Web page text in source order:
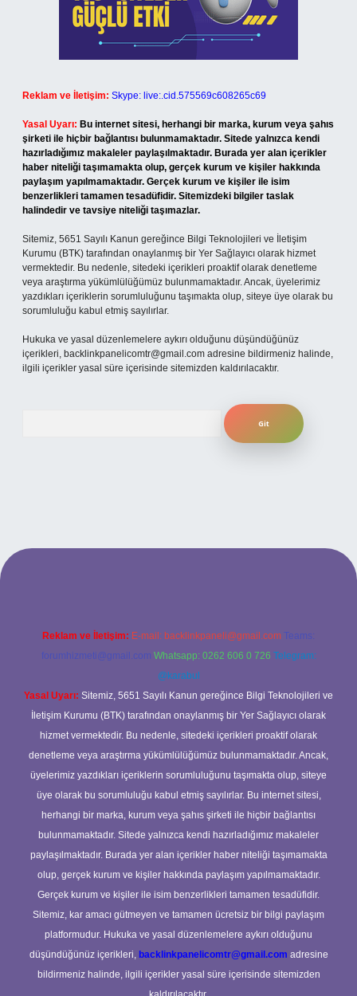
Reklam ve İletişim: Skype: live:.cid.575569c608265c69
Yasal Uyarı: Bu internet sitesi, herhangi bir marka, kurum veya şahıs
şirketi ile hiçbir bağlantısı bulunmamaktadır. Sitede yalnızca kendi
hazırladığımız makaleler paylaşılmaktadır. Burada yer alan içerikler
haber niteliği taşımamakta olup, gerçek kurum ve kişiler hakkında
paylaşım yapılmamaktadır. Gerçek kurum ve kişiler ile isim
benzerlikleri tamamen tesadüfidir. Sitemizdeki bilgiler taslak
halindedir ve tavsiye niteliği taşımazlar.
Sitemiz, 5651 Sayılı Kanun gereğince Bilgi Teknolojileri ve İletişim
Kurumu (BTK) tarafından onaylanmış bir Yer Sağlayıcı olarak hizmet
vermektedir. Bu nedenle, sitedeki içerikleri proaktif olarak denetleme
veya araştırma yükümlülüğümüz bulunmamaktadır. Ancak, üyelerimiz
yazdıkları içeriklerin sorumluluğunu taşımakta olup, siteye üye olarak bu
sorumluluğu kabul etmiş sayılırlar.
Hukuka ve yasal düzenlemelere aykırı olduğunu düşündüğünüz
içerikleri, backlinkpanelicomtr@gmail.com adresine bildirmeniz halinde,
ilgili içerikler yasal süre içerisinde sitemizden kaldırılacaktır.
giriş
Reklam ve İletişim: E-mail: backlinkpaneli@gmail.com Teams:
forumhizmeti@gmail.com Whatsapp: 0262 606 0 726 Telegram:
@karabul
Yasal Uyarı: Sitemiz, 5651 Sayılı Kanun gereğince Bilgi Teknolojileri ve
İletişim Kurumu (BTK) tarafından onaylanmış bir Yer Sağlayıcı olarak
hizmet vermektedir. Bu nedenle, sitedeki içerikleri proaktif olarak
denetleme veya araştırma yükümlülüğümüz bulunmamaktadır. Ancak,
üyelerimiz yazdıkları içeriklerin sorumluluğunu taşımakta olup, siteye
üye olarak bu sorumluluğu kabul etmiş sayılırlar. Bu internet sitesi,
herhangi bir marka, kurum veya şahıs şirketi ile hiçbir bağlantısı
bulunmamaktadır. Sitede yalnızca kendi hazırladığımız makaleler
paylaşılmaktadır. Burada yer alan içerikler haber niteliği taşımamakta
olup, gerçek kurum ve kişiler hakkında paylaşım yapılmamaktadır.
Gerçek kurum ve kişiler ile isim benzerlikleri tamamen tesadüfidir.
Sitemiz, kar amacı gütmeyen ve tamamen ücretsiz bir bilgi paylaşım
platformudur. Hukuka ve yasal düzenlemelere aykırı olduğunu
düşündüğünüz içerikleri, backlinkpanelicomtr@gmail.com adresine
bildirmeniz halinde, ilgili içerikler yasal süre içerisinde sitemizden